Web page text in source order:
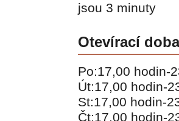
jsou 3 minuty
Otevírací doba
Po:17,00 hodin-
Út:17,00 hodin-
St:17,00 hodin-
Čt:17,00 hodin-